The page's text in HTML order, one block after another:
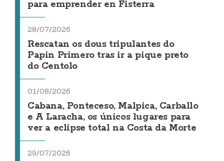
para emprender en Fisterra
28/07/2026
Rescatan os dous tripulantes do
Papin Primero tras ir a pique preto
do Centolo
01/08/2026
Cabana, Ponteceso, Malpica, Carballo
e A Laracha, os únicos lugares para
ver a eclipse total na Costa da Morte
29/07/2026